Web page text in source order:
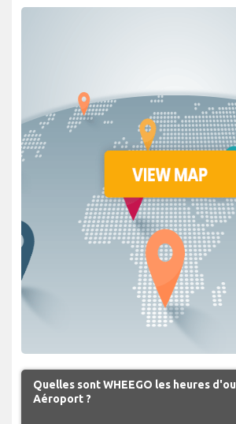
Quelles sont WHEEGO les heures
Aéroport ?